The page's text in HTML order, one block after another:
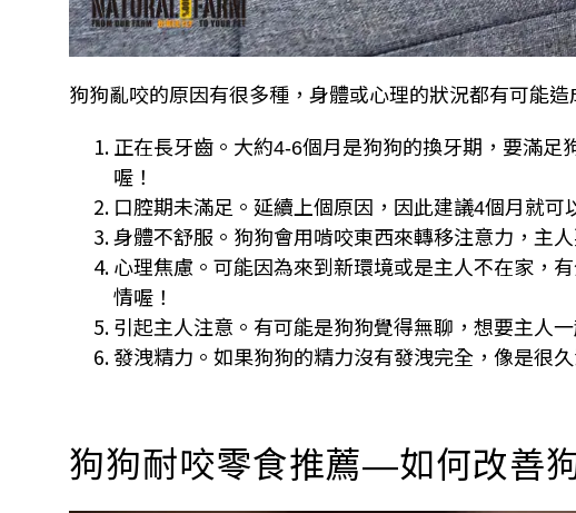
狗狗亂咬的原因有很多種，身體或心理的狀況都有可能
正在長牙齒。大約4-6個月是狗狗的換牙期，要滿足
喔！
口腔期未滿足。延續上個原因，因此建議4個月就可
身體不舒服。狗狗會用啃咬東西來轉移注意力，主
心理焦慮。可能因為來到新環境或是主人不在家，
情喔！
引起主人注意。有可能是狗狗覺得無聊，想要主人
發洩精力。如果狗狗的精力沒有發洩完全，像是很
狗狗耐咬零食推薦—如何改善